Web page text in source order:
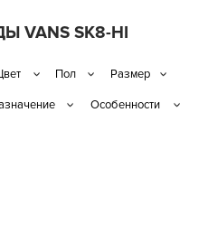
VANS SK8-HI